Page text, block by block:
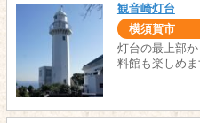
観音崎灯台
横須賀市
灯台の最上部
料館も楽しめま